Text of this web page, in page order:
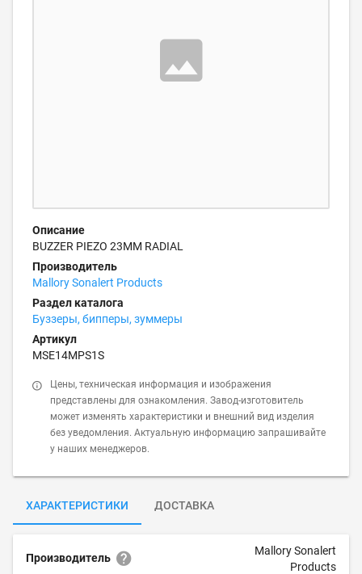
Описание
BUZZER PIEZO 23MM RADIAL
Производитель
Mallory Sonalert Products
Раздел каталога
Буззеры, бипперы, зуммеры
Артикул
MSE14MPS1S
Цены, техническая информация и изображения
представлены для ознакомления. Завод-изготовитель
может изменять характеристики и внешний вид изделия
без уведомления. Актуальную информацию запрашивайте
у наших менеджеров.
ХАРАКТЕРИСТИКИ ДОСТАВКА
Производитель
Mallory Sonalert
Products